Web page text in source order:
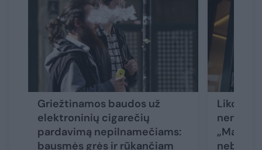
Griežtinamos baudos už
elektroninių cigarečių
pardavimą nepilnamečiams:
bausmės grės ir rūkančiam
Liko vos